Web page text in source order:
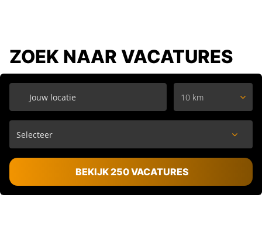
ZOEK NAAR VACATURES
10 km
BEKIJK 250 VACATURES